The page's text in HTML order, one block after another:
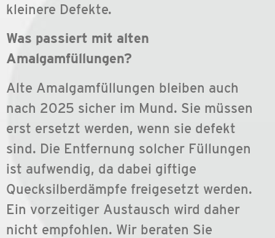
kleinere Defekte.
Was passiert mit alten
Amalgamfüllungen?
Alte Amalgamfüllungen bleiben auch
nach 2025 sicher im Mund. Sie müssen
erst ersetzt werden, wenn sie defekt
sind. Die Entfernung solcher Füllungen
ist aufwendig, da dabei giftige
Quecksilberdämpfe freigesetzt werden.
Ein vorzeitiger Austausch wird daher
nicht empfohlen. Wir beraten Sie